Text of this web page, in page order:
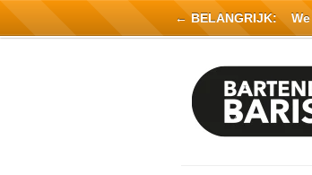
← BELANGRIJK:We